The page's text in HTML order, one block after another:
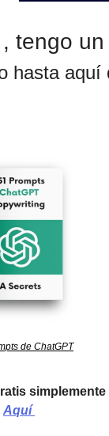
tengo
hasta
de ChatGPT
Aquí